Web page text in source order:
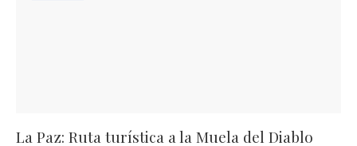
La Paz: Ruta turística a la Muela del Diablo